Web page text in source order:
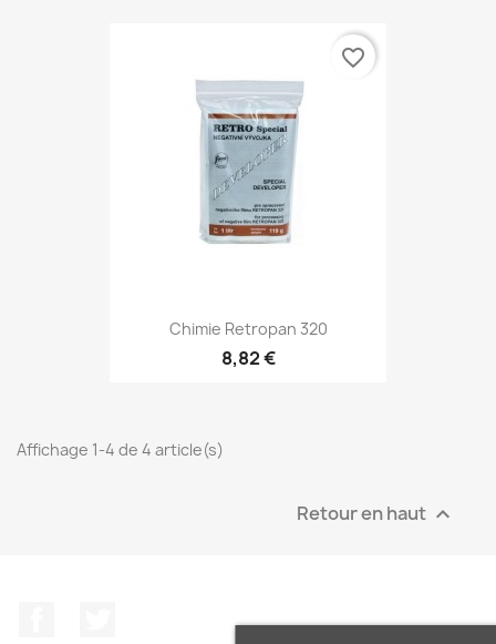
Chimie Retropan 320
8,82 €
favorite_border
Affichage 1-4 de 4 article(s)
Retour en haut 